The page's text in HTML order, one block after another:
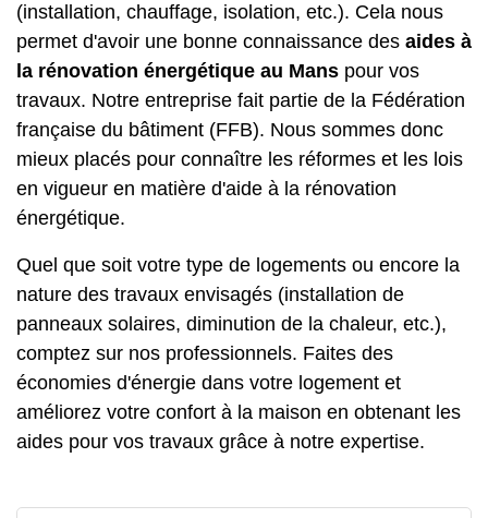
(installation, chauffage, isolation, etc.). Cela nous
permet d'avoir une bonne connaissance des aides à
la rénovation énergétique au Mans pour vos
travaux. Notre entreprise fait partie de la Fédération
française du bâtiment (FFB). Nous sommes donc
mieux placés pour connaître les réformes et les lois
en vigueur en matière d'aide à la rénovation
énergétique.
Quel que soit votre type de logements ou encore la
nature des travaux envisagés (installation de
panneaux solaires, diminution de la chaleur, etc.),
comptez sur nos professionnels. Faites des
économies d'énergie dans votre logement et
améliorez votre confort à la maison en obtenant les
aides pour vos travaux grâce à notre expertise.